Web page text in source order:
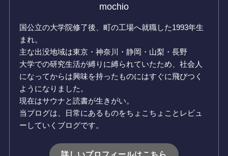
mochio
国公立の大学院修了後、町の工場へ就職した1993年生
まれ。
主な出没地域は東京・神奈川・静岡・山梨・長野
大学での研究生活が縛りに縛られていたため、社会人
になってからは興味を持ったものにはすぐに飛びつく
ようになりました。
現在はサウナと読書が生きがい。
当ブログは、日常にあるものをちょこちょことレビュ
ーしていくブログです。